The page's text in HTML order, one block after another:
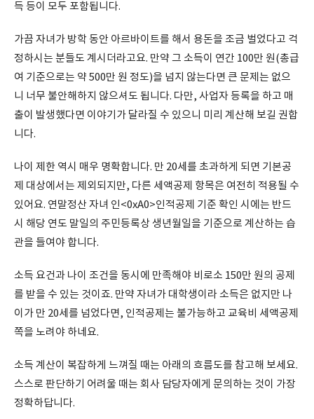
득 등이 모두 포함됩니다.
가끔 자녀가 방학 동안 아르바이트를 해서 용돈을 조금 벌었다고 걱
정하시는 분들도 계시더라고요. 만약 그 소득이 연간 100만 원(총급
여 기준으로는 약 500만 원 정도)을 넘지 않는다면 큰 문제는 없으
니 너무 불안해하지 않으셔도 됩니다. 다만, 사업자 등록을 하고 매
출이 발생했다면 이야기가 달라질 수 있으니 미리 계산해 보길 권합
니다.
나이 제한 역시 매우 명확합니다. 만 20세를 초과하게 되면 기본공
제 대상에서는 제외되지만, 다른 세액공제 항목은 여전히 적용될 수
있어요. 연말정산 자녀 인<0xA0>인적공제 기준 확인 시에는 반드
시 해당 연도 말일의 주민등록상 생년월일을 기준으로 계산하는 습
관을 들여야 합니다.
소득 요건과 나이 조건을 동시에 만족해야 비로소 150만 원의 공제
를 받을 수 있는 것이죠. 만약 자녀가 대학생이라 소득은 없지만 나
이가 만 20세를 넘었다면, 인적공제는 불가능하고 교육비 세액공제
쪽을 노려야 하네요.
소득 계산이 복잡하게 느껴질 때는 아래의 흐름도를 참고해 보세요.
스스로 판단하기 어려울 때는 회사 담당자에게 문의하는 것이 가장
정확하답니다.